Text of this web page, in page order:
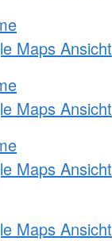
Maps Ansicht
Maps Ansicht
Maps Ansicht
Maps Ansicht